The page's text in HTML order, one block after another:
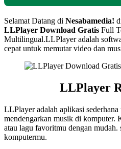
Selamat Datang di Nesabamedia!
LLPlayer Download Gratis Full
Multilingual.LLPlayer adalah
cepat untuk memutar video dan
LLPlayer
LLPlayer adalah aplikasi
mendengarkan musik di komputer.
atau lagu favoritmu dengan
komputermu.